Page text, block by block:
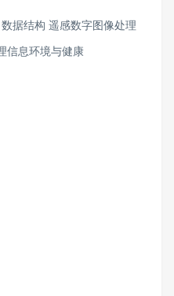
据结构 遥感数字图像处理
信息环境与健康